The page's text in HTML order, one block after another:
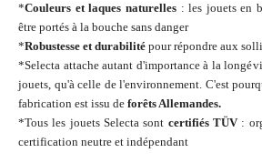
*Couleurs et laques naturelles: les jouets en
être portés à la bouche sans danger
*Robustesse et durabilité pour répondre aux
*Selecta attache autant d'importance à la
jouets, qu'à celle de l'environnement. C'est
fabrication est issu de forêts Allemandes.
*Tous les jouets Selecta sont certifiés TÜV:
certification neutre et indépendant